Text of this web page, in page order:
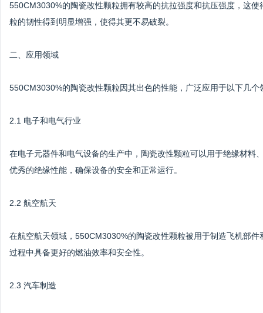
550CM3030%的陶瓷改性颗粒拥有较高的抗拉强度和抗压强度，这
粒的韧性得到明显增强，使得其更不易破裂。
二、应用领域
550CM3030%的陶瓷改性颗粒因其出色的性能，广泛应用于以下几个
2.1 电子和电气行业
在电子元器件和电气设备的生产中，陶瓷改性颗粒可以用于绝缘材料
优秀的绝缘性能，确保设备的安全和正常运行。
2.2 航空航天
在航空航天领域，550CM3030%的陶瓷改性颗粒被用于制造飞机部
过程中具备更好的燃油效率和安全性。
2.3 汽车制造